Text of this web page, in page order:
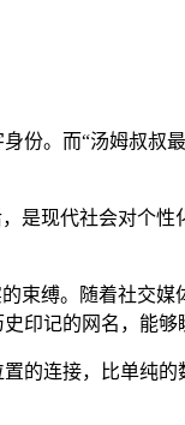
份。而“汤姆叔叔
是现代社会对个性
束缚。随着社交
印记的网名，能够
的连接，比单纯